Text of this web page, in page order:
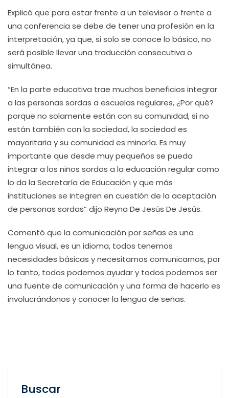
Explicó que para estar frente a un televisor o frente a
una conferencia se debe de tener una profesión en la
interpretación, ya que, si solo se conoce lo básico, no
será posible llevar una traducción consecutiva o
simultánea.
“En la parte educativa trae muchos beneficios integrar
a las personas sordas a escuelas regulares, ¿Por qué?
porque no solamente están con su comunidad, si no
están también con la sociedad, la sociedad es
mayoritaria y su comunidad es minoría. Es muy
importante que desde muy pequeños se pueda
integrar a los niños sordos a la educación regular como
lo da la Secretaría de Educación y que más
instituciones se integren en cuestión de la aceptación
de personas sordas” dijo Reyna De Jesús De Jesús.
Comentó que la comunicación por señas es una
lengua visual, es un idioma, todos tenemos
necesidades básicas y necesitamos comunicarnos, por
lo tanto, todos podemos ayudar y todos podemos ser
una fuente de comunicación y una forma de hacerlo es
involucrándonos y conocer la lengua de señas.
Buscar